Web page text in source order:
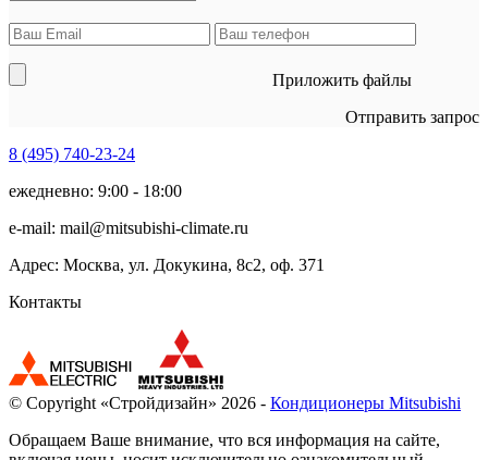
Приложить файлы
Отправить запрос
8 (495) 740-23-24
ежедневно: 9:00 - 18:00
e-mail: mail@mitsubishi-climate.ru
Адрес: Москва, ул. Докукина, 8с2, оф. 371
Контакты
© Copyright «Стройдизайн» 2026 - Кондиционеры Mitsubishi
Обращаем Ваше внимание, что вся информация на сайте,